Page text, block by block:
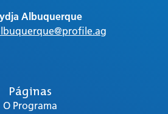
Páginas
O Programa
Albuquerque